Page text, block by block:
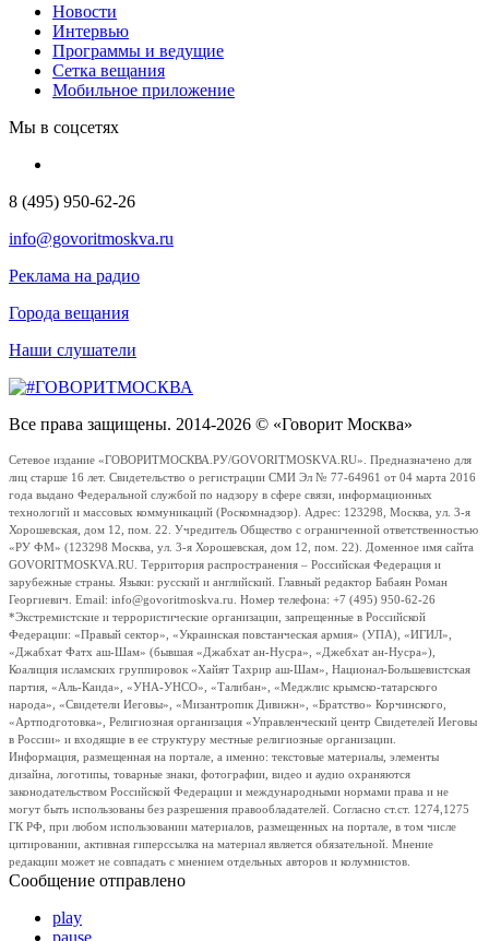
Новости
Интервью
Программы и ведущие
Сетка вещания
Мобильное приложение
Мы в соцсетях
8 (495) 950-62-26
info@govoritmoskva.ru
Реклама на радио
Города вещания
Наши слушатели
Все права защищены. 2014-2026 © «Говорит Москва»
Сетевое издание «ГОВОРИТМОСКВА.РУ/GOVORITMOSKVA.RU». Предназначено для
лиц старше 16 лет. Свидетельство о регистрации СМИ Эл № 77-64961 от 04 марта 2016
года выдано Федеральной службой по надзору в сфере связи, информационных
технологий и массовых коммуникаций (Роскомнадзор). Адрес: 123298, Москва, ул. 3-я
Хорошевская, дом 12, пом. 22. Учредитель Общество с ограниченной ответственностью
«РУ ФМ» (123298 Москва, ул. 3-я Хорошевская, дом 12, пом. 22). Доменное имя сайта
GOVORITMOSKVA.RU. Территория распространения – Российская Федерация и
зарубежные страны. Языки: русский и английский. Главный редактор Бабаян Роман
Георгиевич. Email: info@govoritmoskva.ru. Номер телефона: +7 (495) 950-62-26
*Экстремистские и террористические организации, запрещенные в Российской
Федерации: «Правый сектор», «Украинская повстанческая армия» (УПА), «ИГИЛ»,
«Джабхат Фатх аш-Шам» (бывшая «Джабхат ан-Нусра», «Джебхат ан-Нусра»),
Коалиция исламских группировок «Хайят Тахрир аш-Шам», Национал-Большевистская
партия, «Аль-Каида», «УНА-УНСО», «Талибан», «Меджлис крымско-татарского
народа», «Свидетели Иеговы», «Мизантропик Дивижн», «Братство» Корчинского,
«Артподготовка», Религиозная организация «Управленческий центр Свидетелей Иеговы
в России» и входящие в ее структуру местные религиозные организации.
Информация, размещенная на портале, а именно: текстовые материалы, элементы
дизайна, логотипы, товарные знаки, фотографии, видео и аудио охраняются
законодательством Российской Федерации и международными нормами права и не
могут быть использованы без разрешения правообладателей. Согласно ст.ст. 1274,1275
ГК РФ, при любом использовании материалов, размещенных на портале, в том числе
цитировании, активная гиперссылка на материал является обязательной. Мнение
редакции может не совпадать с мнением отдельных авторов и колумнистов.
Сообщение отправлено
play
pause